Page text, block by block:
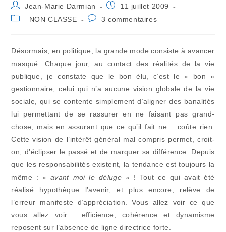
Auteur/autrice
de
la
Jean-Marie Darmian
Publication
11 juillet 2009
Post
_NON CLASSE
Commentaires
3 commentaires
Désormais, en politique, la grande mode consiste à avancer
masqué. Chaque jour, au contact des réalités de la vie
publique, je constate que le bon élu, c’est le « bon »
gestionnaire, celui qui n’a aucune vision globale de la vie
sociale, qui se contente simplement d’aligner des banalités
lui permettant de se rassurer en ne faisant pas grand-
chose, mais en assurant que ce qu’il fait ne… coûte rien.
Cette vision de l’intérêt général mal compris permet, croit-
on, d’éclipser le passé et de marquer sa différence. Depuis
que les responsabilités existent, la tendance est toujours la
même : « avant moi le déluge » ! Tout ce qui avait été
réalisé hypothèque l’avenir, et plus encore, relève de
l’erreur manifeste d’appréciation. Vous allez voir ce que
vous allez voir : efficience, cohérence et dynamisme
reposent sur l’absence de ligne directrice forte.